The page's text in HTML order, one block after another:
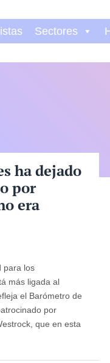
Sectores
ha dejado
por
era
para los
más ligada al
el Barómetro de
por
que en esta